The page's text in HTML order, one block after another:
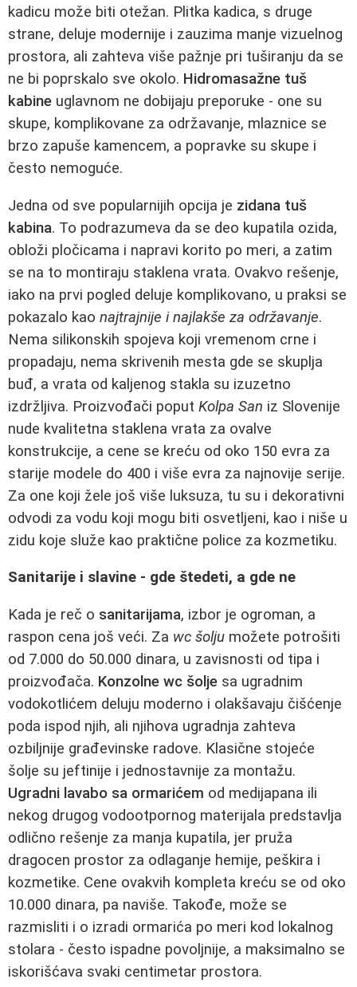
kadicu može biti otežan. Plitka kadica, s druge
strane, deluje modernije i zauzima manje vizuelnog
prostora, ali zahteva više pažnje pri tuširanju da se
ne bi poprskalo sve okolo. Hidromasažne tuš
kabine uglavnom ne dobijaju preporuke - one su
skupe, komplikovane za održavanje, mlaznice se
brzo zapuše kamencem, a popravke su skupe i
često nemoguće.
Jedna od sve popularnijih opcija je zidana tuš
kabina. To podrazumeva da se deo kupatila ozida,
obloži pločicama i napravi korito po meri, a zatim
se na to montiraju staklena vrata. Ovakvo rešenje,
iako na prvi pogled deluje komplikovano, u praksi se
pokazalo kao najtrajnije i najlakše za održavanje.
Nema silikonskih spojeva koji vremenom crne i
propadaju, nema skrivenih mesta gde se skuplja
buđ, a vrata od kaljenog stakla su izuzetno
izdržljiva. Proizvođači poput Kolpa San iz Slovenije
nude kvalitetna staklena vrata za ovalve
konstrukcije, a cene se kreću od oko 150 evra za
starije modele do 400 i više evra za najnovije serije.
Za one koji žele još više luksuza, tu su i dekorativni
odvodi za vodu koji mogu biti osvetljeni, kao i niše u
zidu koje služe kao praktične police za kozmetiku.
Sanitarije i slavine - gde štedeti, a gde ne
Kada je reč o sanitarijama, izbor je ogroman, a
raspon cena još veći. Za wc šolju možete potrošiti
od 7.000 do 50.000 dinara, u zavisnosti od tipa i
proizvođača. Konzolne wc šolje sa ugradnim
vodokotlićem deluju moderno i olakšavaju čišćenje
poda ispod njih, ali njihova ugradnja zahteva
ozbiljnije građevinske radove. Klasične stojeće
šolje su jeftinije i jednostavnije za montažu.
Ugradni lavabo sa ormarićem od medijapana ili
nekog drugog vodootpornog materijala predstavlja
odlično rešenje za manja kupatila, jer pruža
dragocen prostor za odlaganje hemije, peškira i
kozmetike. Cene ovakvih kompleta kreću se od oko
10.000 dinara, pa naviše. Takođe, može se
razmisliti i o izradi ormarića po meri kod lokalnog
stolara - često ispadne povoljnije, a maksimalno se
iskorišćava svaki centimetar prostora.